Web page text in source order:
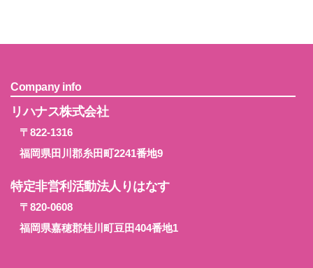
Company info
リハナス株式会社
〒822-1316
福岡県田川郡糸田町2241番地9
特定非営利活動法人りはなす
〒820-0608
福岡県嘉穂郡桂川町豆田404番地1